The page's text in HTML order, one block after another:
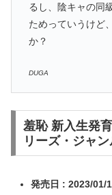
るし、陰キャの同
ためっていうけど
か？
DUGA
羞恥 新入生発
リーズ・ジャ
発売日 : 2023/01/